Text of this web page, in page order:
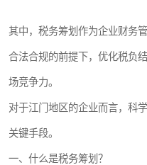
其中，税务筹划作为企业财务
合法合规的前提下，优化税负
场竞争力。
对于江门地区的企业而言，科
关键手段。
一、什么是税务筹划？